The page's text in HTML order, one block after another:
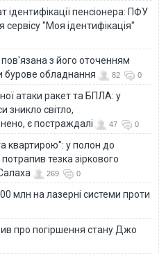
ідентифікації пенсіонера: ПФУ
сервісу "Моя ідентифікація"
з його оточенням
бурове обладнання
82 0
атаки ракет та БПЛА: у
зникло світло,
є постраждалі
47 0
квартирою": у полон до
тезка зіркового
269 0
млн на лазерні системи проти
про погіршення стану Джо